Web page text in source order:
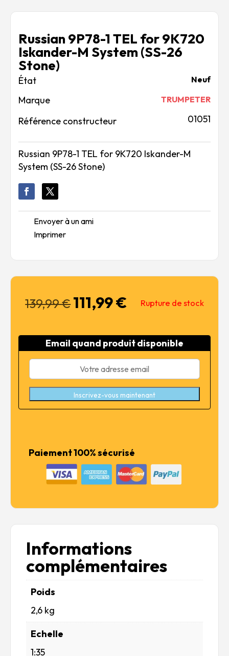
Russian 9P78-1 TEL for 9K720
Iskander-M System (SS-26
Stone)
Neuf
Marque TRUMPETER
Référence constructeur 01051
Russian 9P78-1 TEL for 9K720 Iskander-M
System (SS-26 Stone)
Envoyer à un ami
Imprimer
139,99€Le
prix
était :
139,99 €.
111,99€
est :
111,99 €.
Rupture de stock
Email quand produit disponible
Inscrivez-vous maintenant
Paiement 100% sécurisé
Informations
complémentaires
Poids
2,6 kg
Echelle
1:35